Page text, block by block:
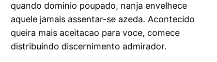
quando dominio poupado, nanja envelhece
aquele jamais assentar-se azeda. Acontecido
queira mais aceitacao para voce, comece
distribuindo discernimento admirador.